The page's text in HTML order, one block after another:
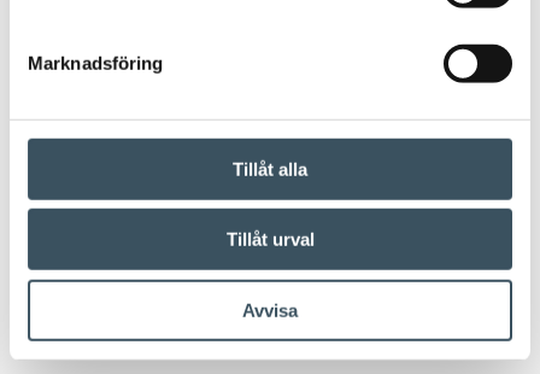
Marknadsföring
Tillåt alla
Tillåt urval
Avvisa
02.04.2024 08:26